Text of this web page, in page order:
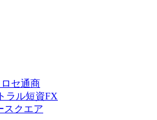
ロセ通商
ラル短資FX
スクエア